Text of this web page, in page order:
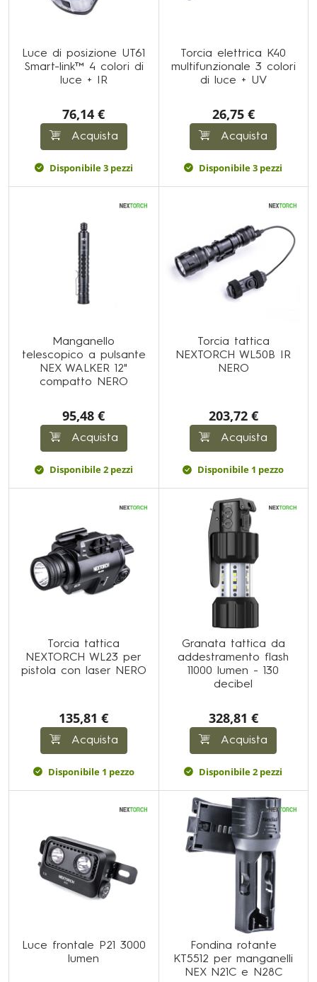
Luce di posizione UT61
Smart-link™ 4 colori di
luce + IR
76,14 €
Acquista
Disponibile 3 pezzi
Torcia elettrica K40
multifunzionale 3 colori
di luce + UV
26,75 €
Acquista
Disponibile 3 pezzi
Manganello
telescopico a pulsante
NEX WALKER 12"
compatto NERO
95,48 €
Acquista
Disponibile 2 pezzi
Torcia tattica
NEXTORCH WL50B IR
NERO
203,72 €
Acquista
Disponibile 1 pezzo
Torcia tattica
NEXTORCH WL23 per
pistola con laser NERO
135,81 €
Acquista
Disponibile 1 pezzo
Granata tattica da
addestramento flash
11000 lumen - 130
decibel
328,81 €
Acquista
Disponibile 2 pezzi
Luce frontale P21 3000
lumen
Fondina rotante
KT5512 per manganelli
NEX N21C e N28C